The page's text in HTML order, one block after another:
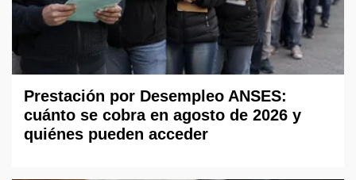
Prestación por Desempleo ANSES:
cuánto se cobra en agosto de 2026 y
quiénes pueden acceder